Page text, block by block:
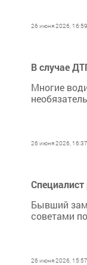
26 июня 2026, 16:59
В случае
Многие
26 июня 2026, 16:37
Бывший
советами
26 июня 2026, 15:57